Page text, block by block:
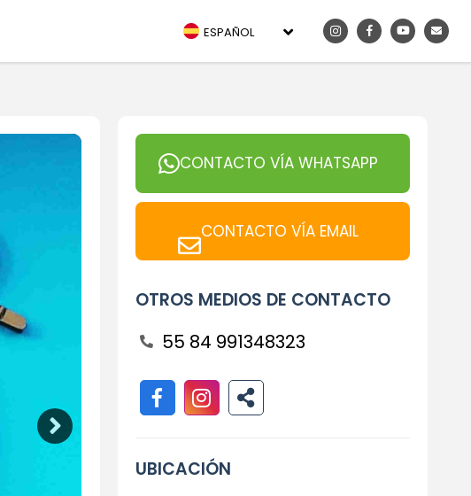
ESPAÑOL
CONTACTO VÍA WHATSAPP
CONTACTO VÍA EMAIL
OTROS MEDIOS DE CONTACTO
55 84 991348323
UBICACIÓN